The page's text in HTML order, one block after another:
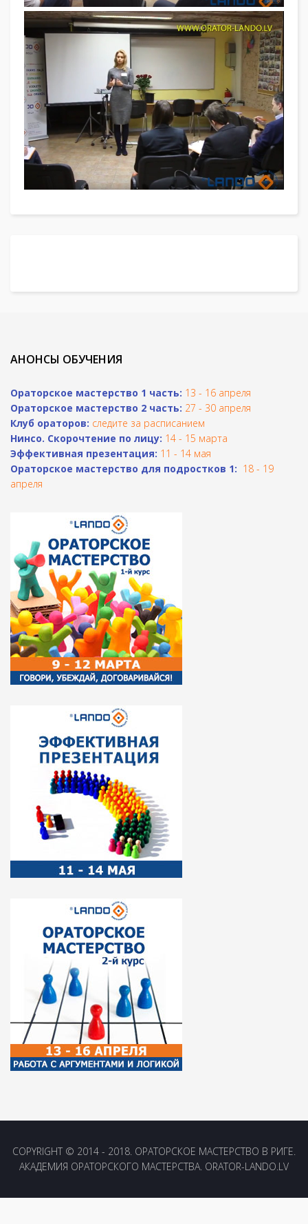
АНОНСЫ ОБУЧЕНИЯ
Ораторское мастерство 1 часть: 13 - 16 апреля
Ораторское мастерство 2 часть: 27 - 30 апреля
Клуб ораторов: следите за расписанием
Нинсо. Скорочтение по лицу: 14 - 15 марта
Эффективная презентация: 11 - 14 мая
Ораторское мастерство для подростков 1: 18 - 19
апреля
COPYRIGHT © 2014 - 2018. ОРАТОРСКОЕ МАСТЕРСТВО В РИГЕ.
АКАДЕМИЯ ОРАТОРСКОГО МАСТЕРСТВА. ORATOR-LANDO.LV